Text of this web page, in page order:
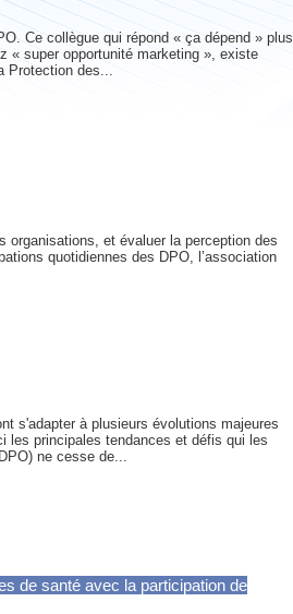
Ce collègue qui répond « ça dépend » plus
« super opportunité marketing », existe
Protection des...
organisations, et évaluer la perception des
quotidiennes des DPO, l’association
s'adapter à plusieurs évolutions majeures
les principales tendances et défis qui les
ne cesse de...
de santé avec la participation de